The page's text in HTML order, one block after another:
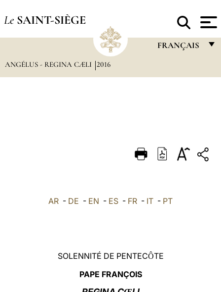
Le SAINT-SIÈGE
FRANÇAIS
DEUTSCH
العربيّة
ANGÉLUS - REGINA CÆLI 2016
AR - DE - EN - ES - FR - IT - PT
SOLENNITÉ DE PENTECÔTE
PAPE FRANÇOIS